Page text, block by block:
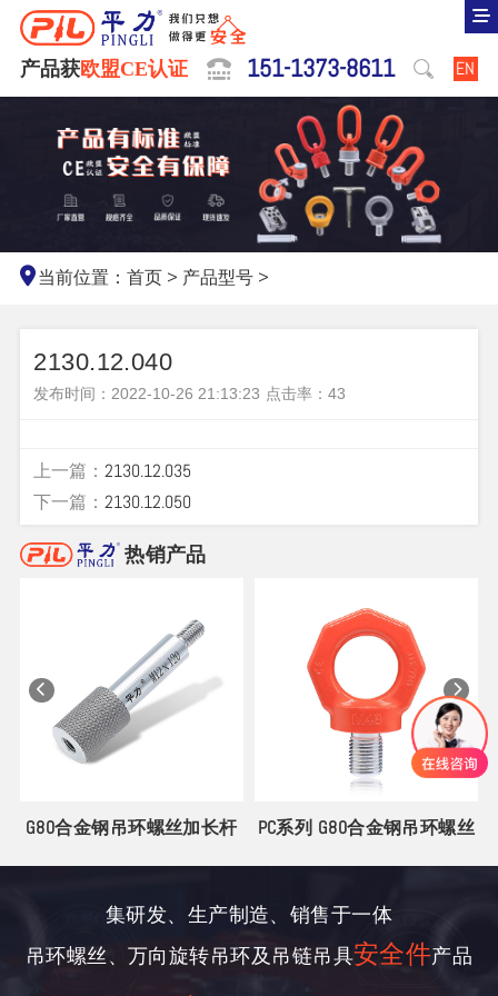
产品获欧盟CE认证 151-1373-8611 EN
当前位置：首页 > 产品型号 >
2130.12.040
发布时间：2022-10-26 21:13:23 点击率： 43
上一篇：2130.12.035
下一篇：2130.12.050
热销产品
G80合金钢吊环螺丝加长杆 PC系列 G80合金钢吊环螺丝
集研发、生产制造、销售于一体
吊环螺丝、万向旋转吊环及吊链吊具安全件产品